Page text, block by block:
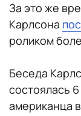
За это же
Карлсона
роликом
Беседа
состоялась
американца